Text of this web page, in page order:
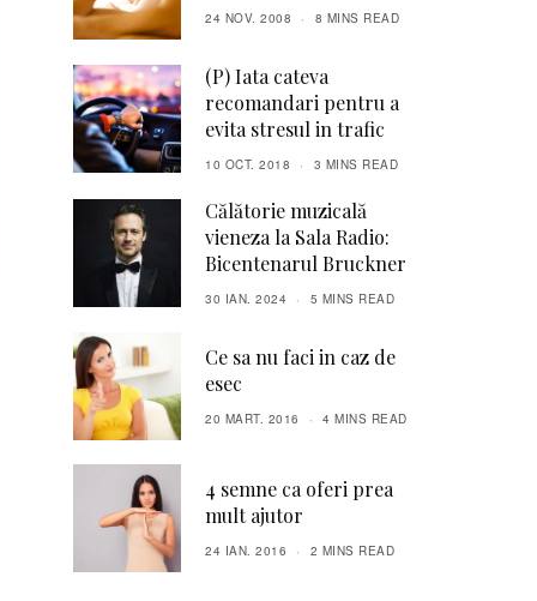
24 NOV. 2008 8 MINS READ
(P) Iata cateva
recomandari pentru a
evita stresul in trafic
10 OCT. 2018 3 MINS READ
Călătorie muzicală
vieneza la Sala Radio:
Bicentenarul Bruckner
30 IAN. 2024 5 MINS READ
Ce sa nu faci in caz de
esec
20 MART. 2016 4 MINS READ
4 semne ca oferi prea
mult ajutor
24 IAN. 2016 2 MINS READ